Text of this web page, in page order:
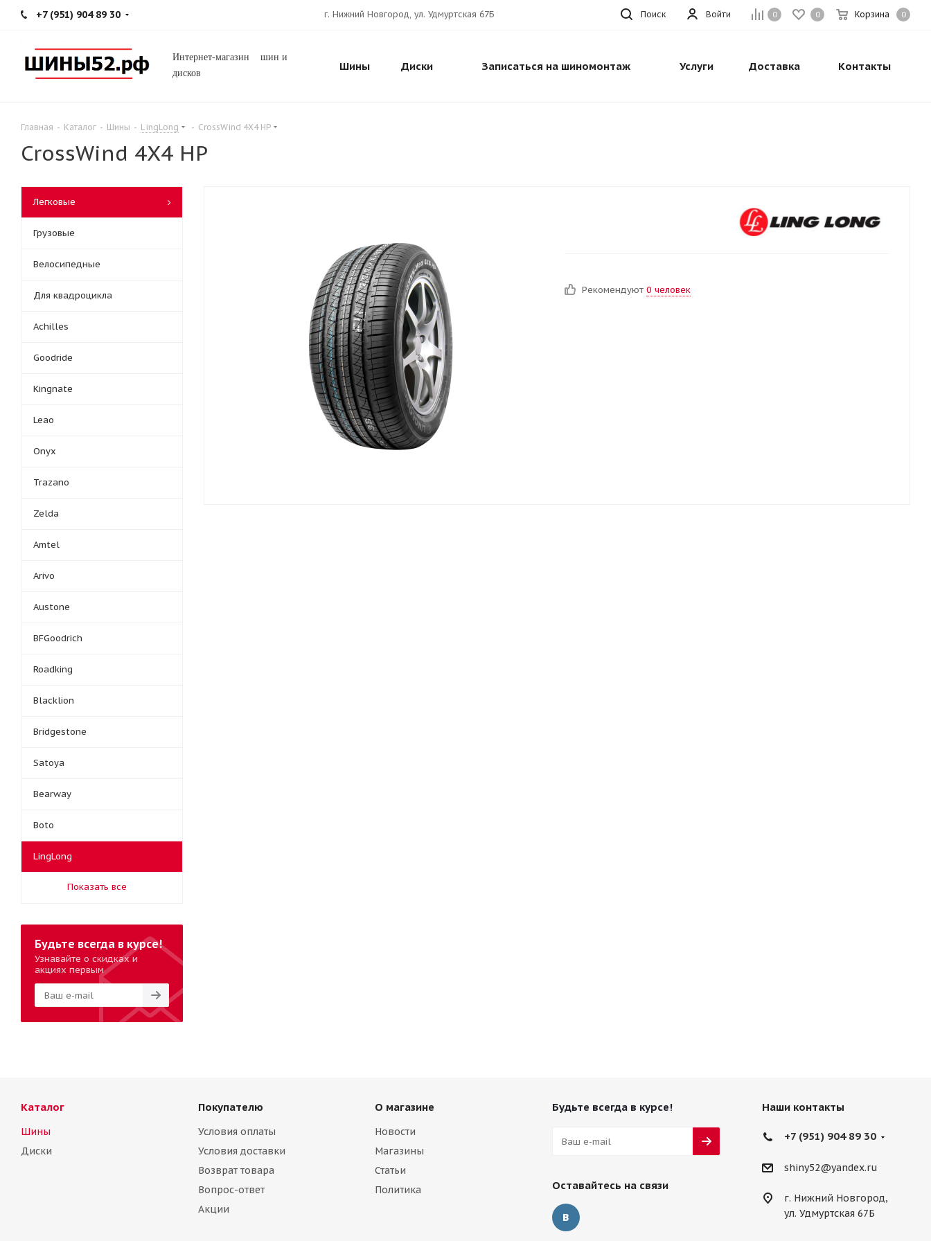
+7 (951) 904 89 30 0 0 Корзина 0
Войти
г. Нижний Новгород, ул. Удмуртская 67Б Поиск
Интернет-магазин шин и
дисков
Шины Диски Записаться на шиномонтаж Услуги Доставка Контакты
Главная - Каталог - Шины - LingLong - CrossWind 4X4 HP
CrossWind 4X4 HP
Рекомендуют 0 человек
Легковые
Грузовые
Велосипедные
Для квадроцикла
Achilles
Goodride
Kingnate
Leao
Onyx
Trazano
Zelda
Amtel
Arivo
Austone
BFGoodrich
Roadking
Blacklion
Bridgestone
Satoya
Bearway
Boto
LingLong
Показать все
Будьте всегда в курсе!
Узнавайте о скидках и
акциях первым
Каталог
Шины
Диски
Покупателю
Условия оплаты
Условия доставки
Возврат товара
Вопрос-ответ
Акции
О магазине
Новости
Магазины
Статьи
Политика
Будьте всегда в курсе!
Оставайтесь на связи
Наши контакты
+7 (951) 904 89 30
shiny52@yandex.ru
г. Нижний Новгород,
ул. Удмуртская 67Б